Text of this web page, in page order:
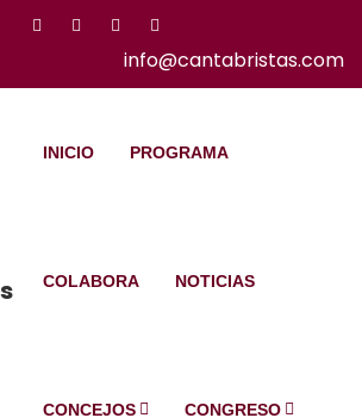
info@cantabristas.com
INICIO PROGRAMA
COLABORA NOTICIAS
CONCEJOS CONGRESO